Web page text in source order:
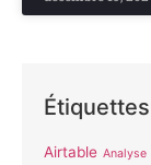
Étiquettes
Airtable Analyse